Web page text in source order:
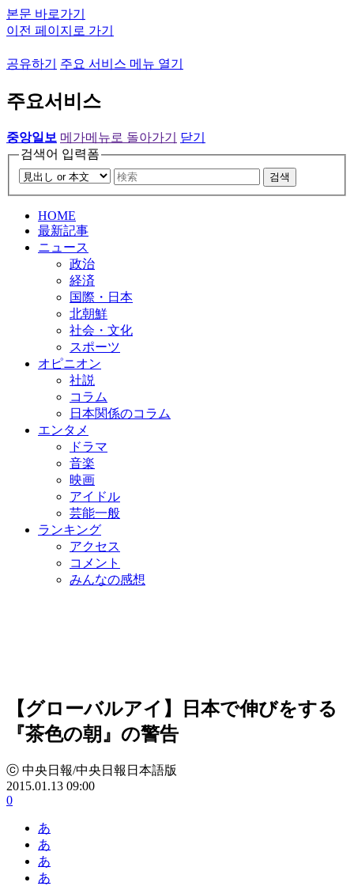
본문 바로가기
이전 페이지로 가기
공유하기 주요 서비스 메뉴 열기
주요서비스
중앙일보 메가메뉴로 돌아가기
닫기
검색어 입력폼
검색
HOME
最新記事
ニュース
政治
経済
国際・日本
北朝鮮
社会・文化
スポーツ
オピニオン
社説
コラム
日本関係のコラム
エンタメ
ドラマ
音楽
映画
アイドル
芸能一般
ランキング
アクセス
コメント
みんなの感想
【グローバルアイ】日本で伸びをする
『茶色の朝』の警告
ⓒ 中央日報/中央日報日本語版
2015.01.13 09:00
0
あ
あ
あ
あ